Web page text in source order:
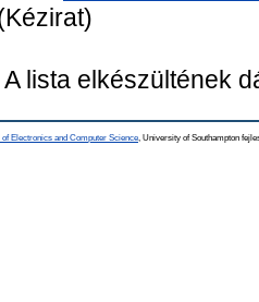
A lista elkészültének
of Electronics and Computer Science , University of Southampton